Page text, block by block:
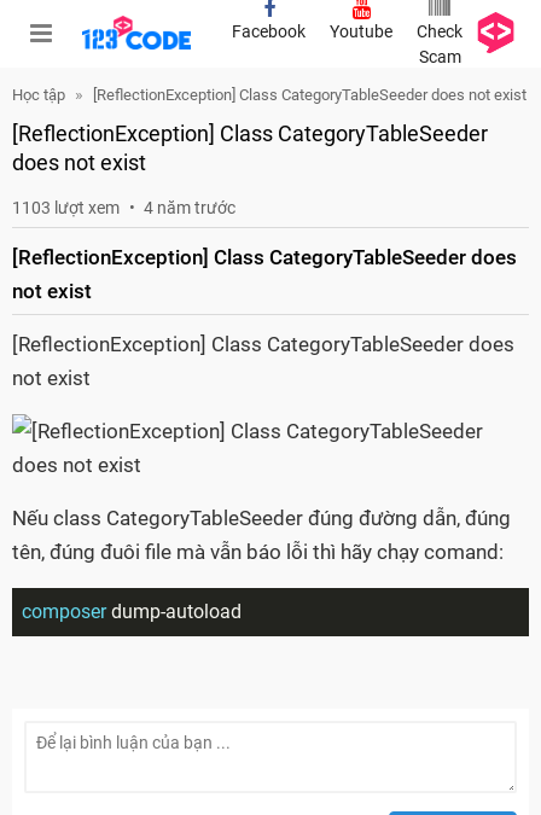
Facebook Youtube
Check
Scam
Học tập [ReflectionException] Class CategoryTableSeeder does not exist
[ReflectionException] Class CategoryTableSeeder
does not exist
1103 lượt xem 4 năm trước
[ReflectionException] Class CategoryTableSeeder does
not exist
[ReflectionException] Class CategoryTableSeeder does
not exist
Nếu class CategoryTableSeeder đúng đường dẫn, đúng
tên, đúng đuôi file mà vẫn báo lỗi thì hãy chạy comand:
composer dump-autoload